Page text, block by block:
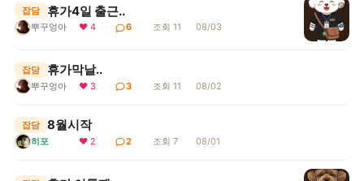
잡담 휴가4일 출근..
뿌꾸엉아 ❤ 4 6 조회 11 08/03
잡담 휴가막날..
뿌꾸엉아 ❤ 3 3 조회 11 08/02
잡담 8월시작
히포 ❤ 2 2 조회 7 08/01